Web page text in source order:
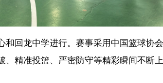
和回龙中学进行。赛事采用中国篮球协
、精准投篮、严密防守等精彩瞬间不断